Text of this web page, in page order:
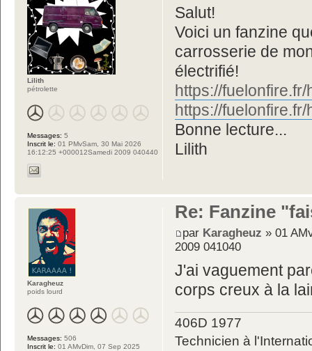
Salut!
Voici un fanzine
carrosserie de
électrifié!
https://
https://
Bonne lecture...
Lilith
Lilith
pétrolette
Messages: 5
Inscrit le: 01 PMvSam, 30 Mai 2026
16:12:25 +000012Samedi 2009 040440
Re: Fanzine
par Karagheuz » 01
2009 041040
J'ai vaguement
corps creux à la
406D 1977
Technicien à
Karagheuz
poids lourd
Messages: 506
Inscrit le: 01 AMvDim, 07 Sep 2025